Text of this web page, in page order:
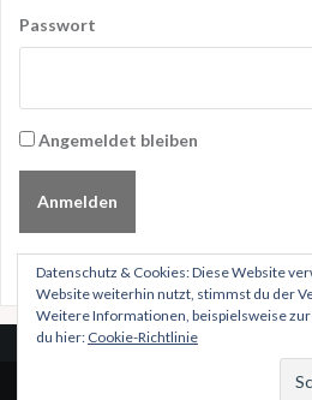
Passwort
Angemeldet bleiben
Anmelden
Datenschutz & Cookies: Diese Website
Website weiterhin nutzt, stimmst du der
Weitere Informationen, beispielsweise
du hier: Cookie-Richtlinie